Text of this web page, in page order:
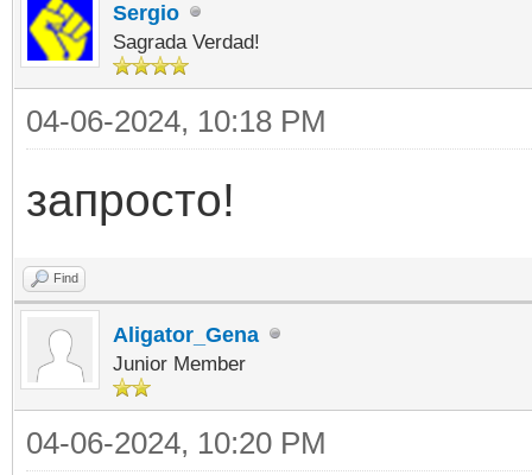
Sergio
Sagrada Verdad!
04-06-2024, 10:18 PM
запросто!
Find
Aligator_Gena
Junior Member
04-06-2024, 10:20 PM